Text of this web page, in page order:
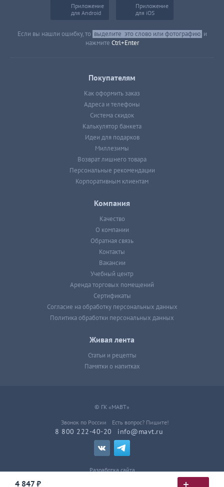
4 847 ₽
Приложение
для Android
Приложение
для iOS
Если вы нашли ошибку, то выделите это слово или фотографию и
нажмите Ctrl+Enter
Покупателям
Как оформить заказ
Адреса и телефоны
Система скидок
Калькулятор банкета
Идеи для подарков
Миллезимы
Возврат лишнего товара
Персональные рекомендации
Корпоративным клиентам
Компания
Качество
О компании
Обратная связь
Контакты
Вакансии
Учебный центр
Аренда торговых помещений
Сертификаты
Согласие на обработку персональных данных
Политика обработки персональных данных
Живая лента
Статьи и рецепты
Памятки о напитках
© ГК «МАВТ»
Звонок по России
8 800 222-40-20
Есть вопрос? Пишите!
info@mavt.ru
Разработка сайта